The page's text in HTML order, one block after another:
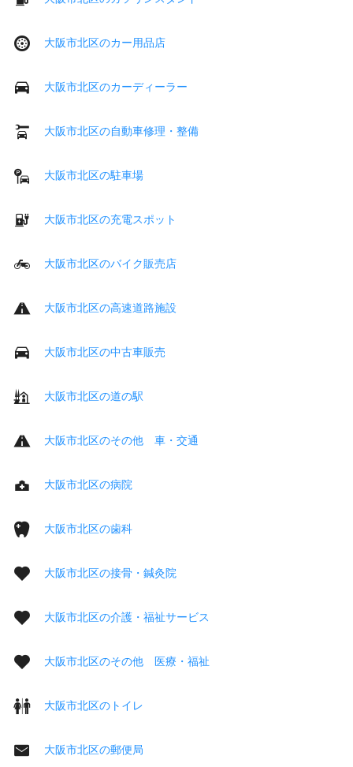
大阪市北区のカー用品店
大阪市北区のカーディーラー
大阪市北区の自動車修理・整備
大阪市北区の駐車場
大阪市北区の充電スポット
大阪市北区のバイク販売店
大阪市北区の高速道路施設
大阪市北区の中古車販売
大阪市北区の道の駅
大阪市北区のその他 車・交通
大阪市北区の病院
大阪市北区の歯科
大阪市北区の接骨・鍼灸院
大阪市北区の介護・福祉サービス
大阪市北区のその他 医療・福祉
大阪市北区のトイレ
大阪市北区の郵便局